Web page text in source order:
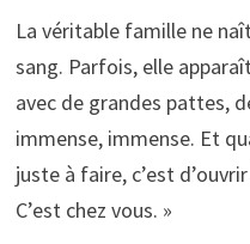
La véritable famille ne
sang. Parfois, elle
avec de grandes pattes,
immense, immense. Et
juste à faire, c’est
C’est chez vous. »